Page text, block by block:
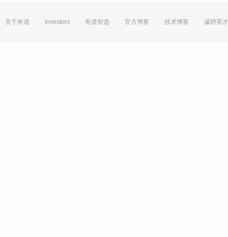
关于有道 Investors 有道智选 官方博客 技术博客 诚聘英才